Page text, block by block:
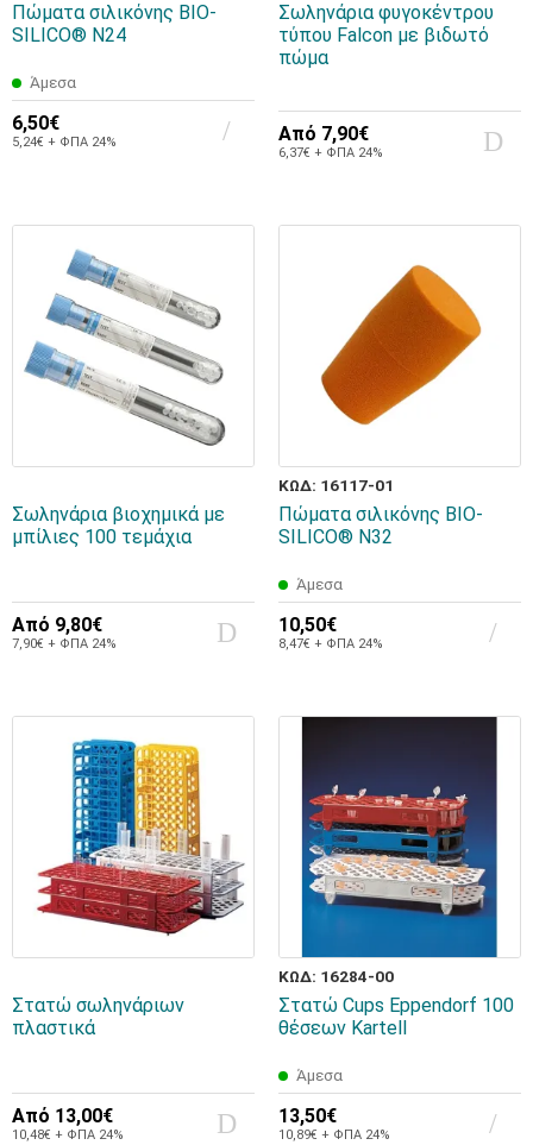
Πώματα σιλικόνης BIO-
SILICO® Ν24
Άμεσα
6,50€
5,24€ + ΦΠΑ 24%
Σωληνάρια φυγοκέντρου
τύπου Falcon με βιδωτό
πώμα
Από 7,90€
6,37€ + ΦΠΑ 24%
Σωληνάρια βιοχημικά με
μπίλιες 100 τεμάχια
Από 9,80€
7,90€ + ΦΠΑ 24%
ΚΩΔ: 16117-01
Πώματα σιλικόνης BIO-
SILICO® Ν32
Άμεσα
10,50€
8,47€ + ΦΠΑ 24%
Στατώ σωληνάριων
πλαστικά
Από 13,00€
10,48€ + ΦΠΑ 24%
ΚΩΔ: 16284-00
Στατώ Cups Eppendorf 100
θέσεων Kartell
Άμεσα
13,50€
10,89€ + ΦΠΑ 24%